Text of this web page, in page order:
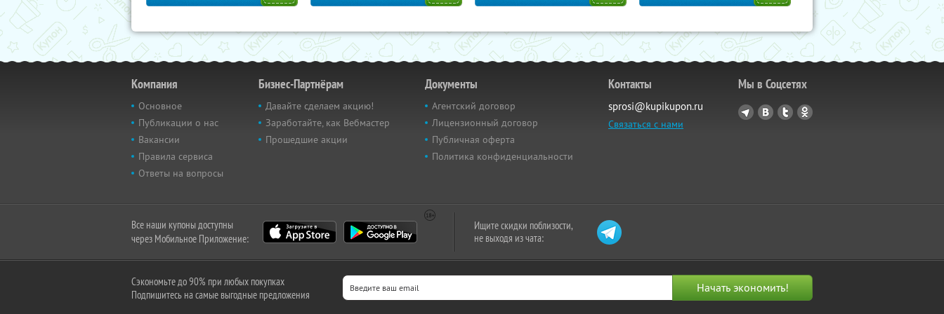
Компания
Основное
Публикации о нас
Вакансии
Правила сервиса
Ответы на вопросы
Бизнес-Партнёрам
Давайте сделаем акцию!
Заработайте, как Вебмастер
Прошедшие акции
Документы
Агентский договор
Лицензионный договор
Публичная оферта
Политика конфиденциальности
Контакты
sprosi@kupikupon.ru
Связаться с нами
Мы в Соцсетях
Все наши купоны доступны
через Мобильное Приложение:
Ищите скидки поблизости,
не выходя из чата:
Сэкономьте до 90% при любых покупках
Подпишитесь на самые выгодные предложения